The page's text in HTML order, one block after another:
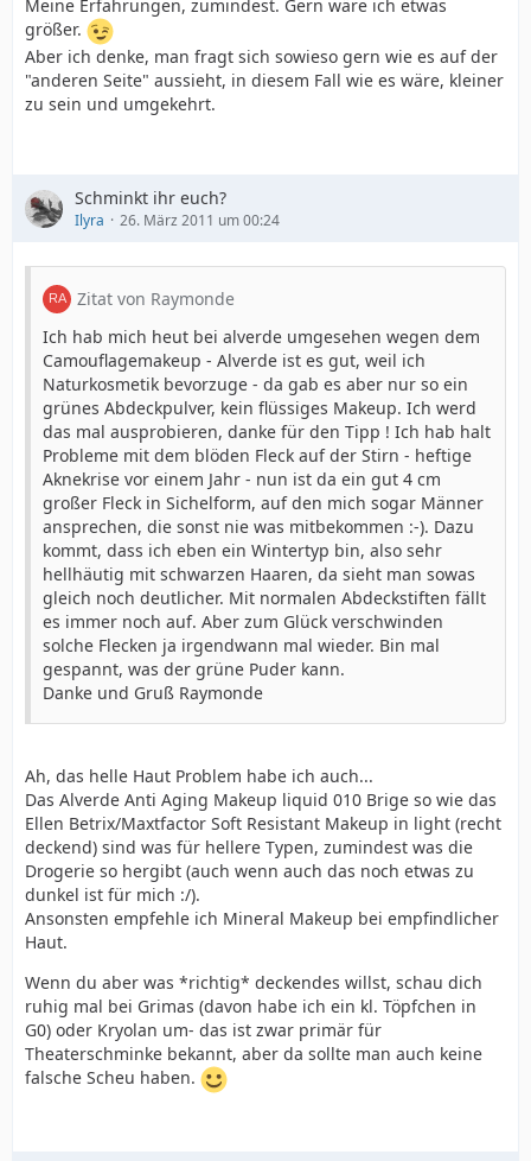
Meine Erfahrungen, zumindest. Gern wäre ich etwas
größer.
Aber ich denke, man fragt sich sowieso gern wie es auf der
"anderen Seite" aussieht, in diesem Fall wie es wäre, kleiner
zu sein und umgekehrt.
Schminkt ihr euch?
Ilyra 26. März 2011 um 00:24
Zitat von Raymonde
Ich hab mich heut bei alverde umgesehen wegen dem
Camouflagemakeup - Alverde ist es gut, weil ich
Naturkosmetik bevorzuge - da gab es aber nur so ein
grünes Abdeckpulver, kein flüssiges Makeup. Ich werd
das mal ausprobieren, danke für den Tipp ! Ich hab halt
Probleme mit dem blöden Fleck auf der Stirn - heftige
Aknekrise vor einem Jahr - nun ist da ein gut 4 cm
großer Fleck in Sichelform, auf den mich sogar Männer
ansprechen, die sonst nie was mitbekommen :-). Dazu
kommt, dass ich eben ein Wintertyp bin, also sehr
hellhäutig mit schwarzen Haaren, da sieht man sowas
gleich noch deutlicher. Mit normalen Abdeckstiften fällt
es immer noch auf. Aber zum Glück verschwinden
solche Flecken ja irgendwann mal wieder. Bin mal
gespannt, was der grüne Puder kann.
Danke und Gruß Raymonde
Ah, das helle Haut Problem habe ich auch...
Das Alverde Anti Aging Makeup liquid 010 Brige so wie das
Ellen Betrix/Maxtfactor Soft Resistant Makeup in light (recht
deckend) sind was für hellere Typen, zumindest was die
Drogerie so hergibt (auch wenn auch das noch etwas zu
dunkel ist für mich :/).
Ansonsten empfehle ich Mineral Makeup bei empfindlicher
Haut.
Wenn du aber was *richtig* deckendes willst, schau dich
ruhig mal bei Grimas (davon habe ich ein kl. Töpfchen in
G0) oder Kryolan um- das ist zwar primär für
Theaterschminke bekannt, aber da sollte man auch keine
falsche Scheu haben.